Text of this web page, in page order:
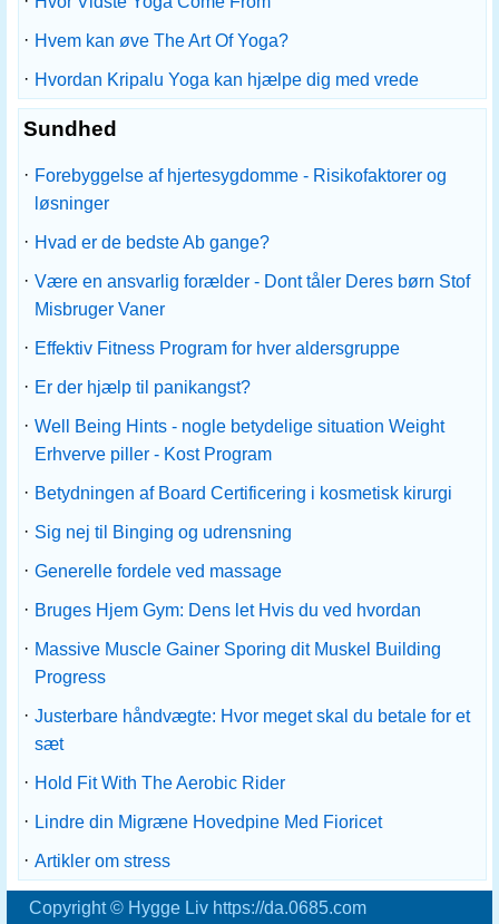
· Hvem kan øve The Art Of Yoga?
· Hvordan Kripalu Yoga kan hjælpe dig med vrede
Sundhed
· Forebyggelse af hjertesygdomme - Risikofaktorer og
løsninger
· Hvad er de bedste Ab gange?
· Være en ansvarlig forælder - Dont tåler Deres børn Stof
Misbruger Vaner
· Effektiv Fitness Program for hver aldersgruppe
· Er der hjælp til panikangst?
· Well Being Hints - nogle betydelige situation Weight
Erhverve piller - Kost Program
· Betydningen af ​​Board Certificering i kosmetisk kirurgi
· Sig nej til Binging og udrensning
· Generelle fordele ved massage
· Bruges Hjem Gym: Dens let Hvis du ved hvordan
· Massive Muscle Gainer Sporing dit Muskel Building
Progress
· Justerbare håndvægte: Hvor meget skal du betale for et
sæt
· Hold Fit With The Aerobic Rider
· Lindre din Migræne Hovedpine Med Fioricet
· Artikler om stress
Copyright © Hygge Liv https://da.0685.com